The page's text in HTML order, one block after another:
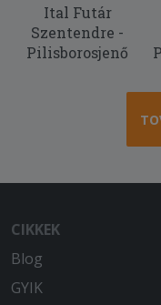
2025-06-24 -
nagyon csíííííp
Nem
volt. Hamar
kedves,
Ital Futár
Szentendre -
Pilisborosjenő
CIKKEK
Blog
GYIK